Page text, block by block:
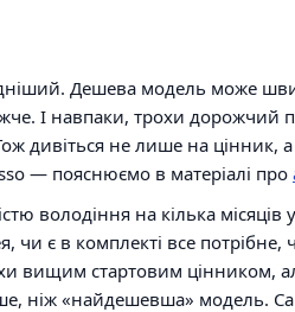
Дешева модель може
І навпаки, трохи
дивіться не лише на цінник,
— пояснюємо в матеріалі про
володіння на кілька
чи є в комплекті все
вищим стартовим цінником,
ніж «найдешевша» модель.